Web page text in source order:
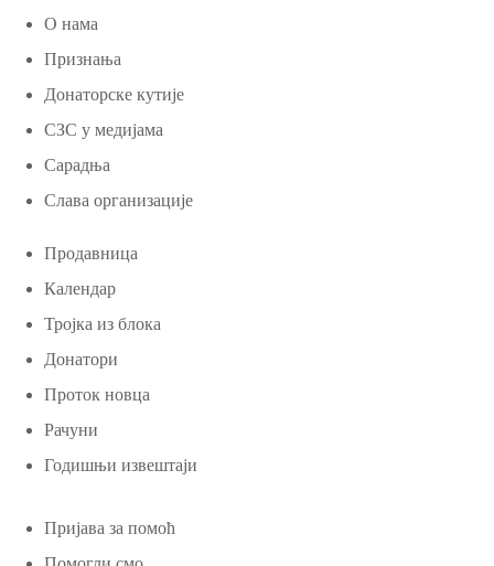
О нама
Признања
Донаторске кутије
СЗС у медијама
Сарадња
Слава организације
Продавница
Календар
Тројка из блока
Донатори
Проток новца
Рачуни
Годишњи извештаји
Пријава за помоћ